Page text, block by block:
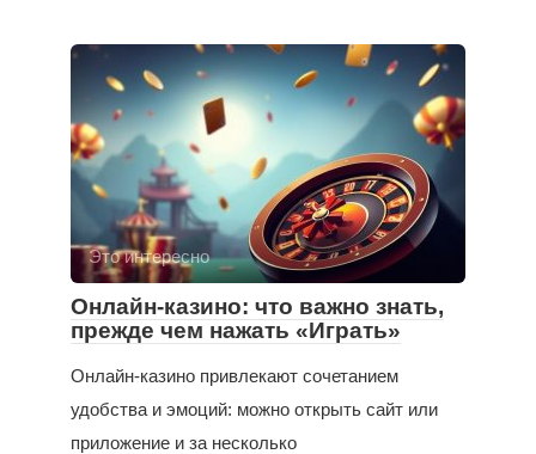
Это интересно
Онлайн-казино: что важно знать,
прежде чем нажать «Играть»
Онлайн-казино привлекают сочетанием
удобства и эмоций: можно открыть сайт или
приложение и за несколько